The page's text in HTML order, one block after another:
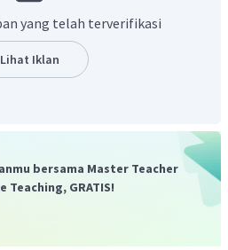
tersebut adalah
yang telah terverifikasi
Lihat Iklan
bersama Master Teacher
Teaching, GRATIS!